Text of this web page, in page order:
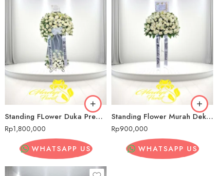
Standing FLower Duka Premium Dekat Mall Kelapa Gading
Rp1,800,000
WHATSAPP US
Standing Flower Murah Dekat Mall Kelapa Gading
Rp900,000
WHATSAPP US